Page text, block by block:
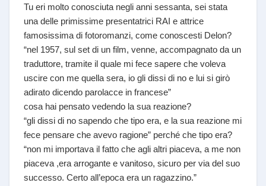
Tu eri molto conosciuta negli anni sessanta, sei stata
una delle primissime presentatrici RAI e attrice
famosissima di fotoromanzi, come conoscesti Delon?
“nel 1957, sul set di un film, venne, accompagnato da un
traduttore, tramite il quale mi fece sapere che voleva
uscire con me quella sera, io gli dissi di no e lui si girò
adirato dicendo parolacce in francese”
cosa hai pensato vedendo la sua reazione?
“gli dissi di no sapendo che tipo era, e la sua reazione mi
fece pensare che avevo ragione” perché che tipo era?
“non mi importava il fatto che agli altri piaceva, a me non
piaceva ,era arrogante e vanitoso, sicuro per via del suo
successo. Certo all’epoca era un ragazzino.”